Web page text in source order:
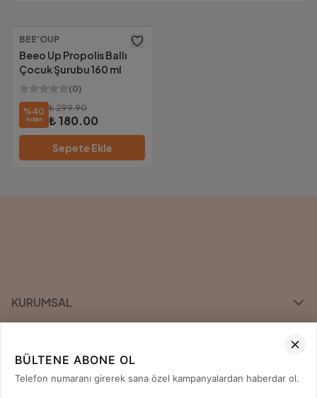
BEE'OUP
Beeo Up Propolis Ballı
Çocuk Şurubu 160 ml
(0)
%40
İndirim
₺ 299.90
₺ 180.00
Sepete Ekle
KURUMSAL
ÖNE ÇIKAN MARKALAR
BÜLTENE ABONE OL
Telefon numaranı girerek sana özel kampanyalardan haberdar ol.